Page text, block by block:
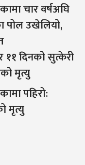
चार वर्षअघि
पोल उखेलियो,
११ दिनको सुत्केरी
मृत्यु
पहिरो:
मृत्यु